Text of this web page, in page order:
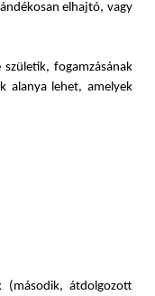
elhajtó, vagy
fogamzásának
alanya lehet, amelyek
(második, átdolgozott